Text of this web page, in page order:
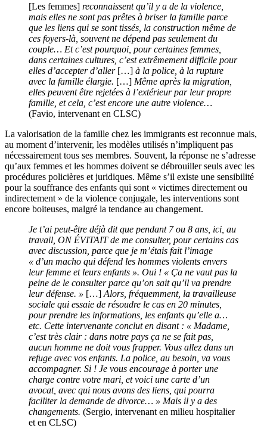
[Les femmes] reconnaissent qu’il y a de la violence,
mais elles ne sont pas prêtes à briser la famille parce
que les liens qui se sont tissés, la construction même de
ces foyers-là, souvent ne dépend pas seulement du
couple… Et c’est pourquoi, pour certaines femmes,
dans certaines cultures, c’est extrêmement difficile pour
elles d’accepter d’aller[…] à la police, à la rupture
avec la famille élargie. […] Même après la migration,
elles peuvent être rejetées à l’extérieur par leur propre
famille, et cela, c’est encore une autre violence…
(Favio, intervenant en CLSC)
La valorisation de la famille chez les immigrants est reconnue mais,
au moment d’intervenir, les modèles utilisés n’impliquent pas
nécessairement tous ses membres. Souvent, la réponse ne s’adresse
qu’aux femmes et les hommes doivent se débrouiller seuls avec les
procédures policières et juridiques. Même s’il existe une sensibilité
pour la souffrance des enfants qui sont « victimes directement ou
indirectement » de la violence conjugale, les interventions sont
encore boiteuses, malgré la tendance au changement.
Je t’ai peut-être déjà dit que pendant 7 ou 8 ans, ici, au
travail, ON ÉVITAIT de me consulter, pour certains cas
avec discussion, parce que je m’étais fait l’image
« d’un macho qui défend les hommes violents envers
leur femme et leurs enfants ». Oui ! « Ça ne vaut pas la
peine de le consulter parce qu’on sait qu’il va prendre
leur défense. » […] Alors, fréquemment, la travailleuse
sociale qui essaie de résoudre le cas en 20 minutes,
pour prendre les informations, les enfants qu’elle a…
etc. Cette intervenante conclut en disant : « Madame,
c’est très clair : dans notre pays ça ne se fait pas,
aucun homme ne doit vous frapper. Vous allez dans un
refuge avec vos enfants. La police, au besoin, va vous
accompagner. Si ! Je vous encourage à porter une
charge contre votre mari, et voici une carte d’un
avocat, avec qui nous avons des liens, qui pourra
faciliter la demande de divorce… » Mais il y a des
changements. (Sergio, intervenant en milieu hospitalier
et en CLSC)